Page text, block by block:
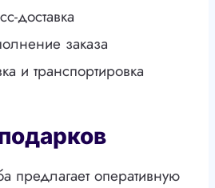
доставка
заказа
и транспортировка
предлагает оперативную